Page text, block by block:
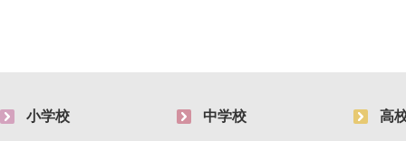
小学校 中学校 高